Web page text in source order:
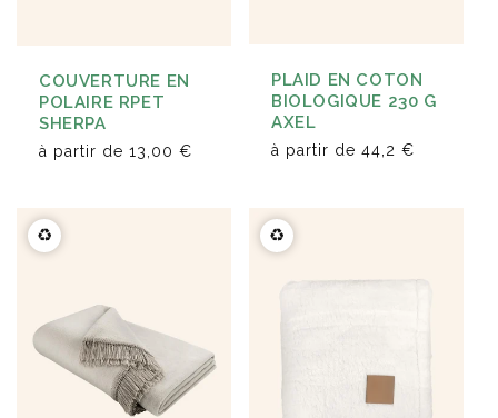
COUVERTURE EN
POLAIRE RPET
SHERPA
à partir de 13,00 €
PLAID EN COTON
BIOLOGIQUE 230 G
AXEL
à partir de 44,2 €
♻️ ♻️